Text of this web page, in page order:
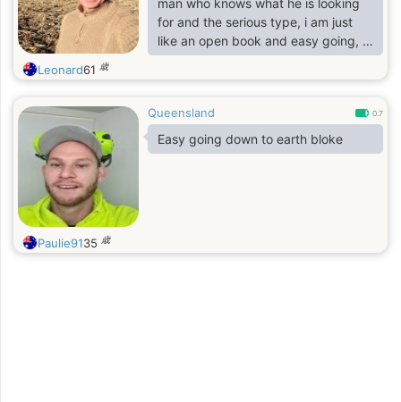
but other times I can be noisy and
playful. I have been riding a motoric
man who knows what he is looking
for and the serious type, i am just
like an open book and easy going, i
love to make sure the person beside
me is very happy because i am so
when i am inlove i full deeply in love i
am ready to relocate to the right
woman for me know matter what it
Leonard61 歳
Queensland 0.7
Easy going down to earth bloke
Paulie9135 歳